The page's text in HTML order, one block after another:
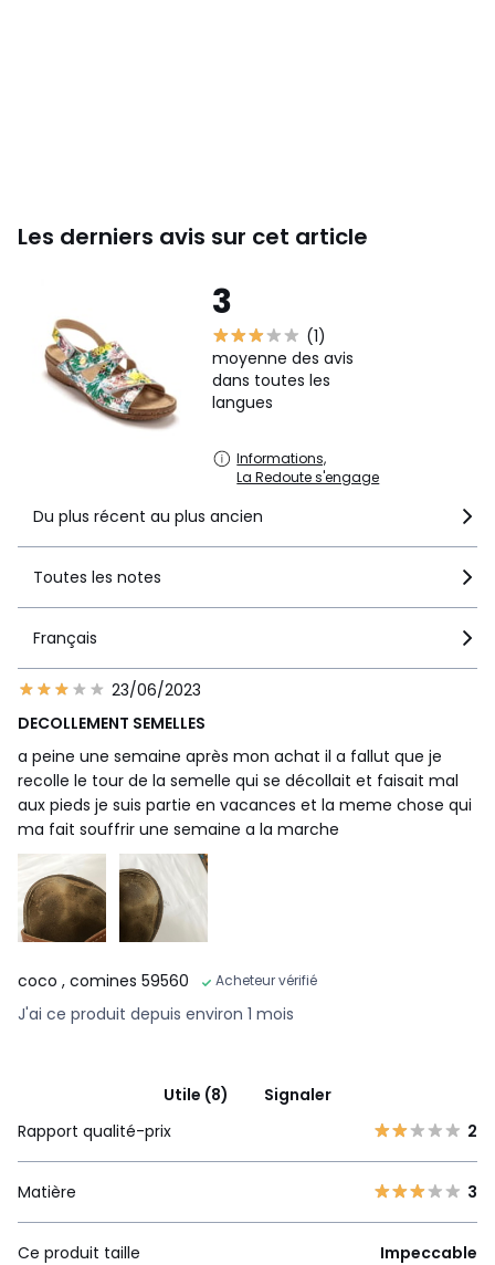
Les derniers avis sur cet article
3
(1)
moyenne des avis
dans toutes les
langues
Informations,
La Redoute s'engage
Du plus récent au plus ancien
Toutes les notes
Français
23/06/2023
DECOLLEMENT SEMELLES
a peine une semaine après mon achat il a fallut que je
recolle le tour de la semelle qui se décollait et faisait mal
aux pieds je suis partie en vacances et la meme chose qui
ma fait souffrir une semaine a la marche
coco , comines 59560 Acheteur vérifié
J'ai ce produit depuis environ 1 mois
Utile (8)
Signaler
Rapport qualité-prix
2
Matière 3
Ce produit taille Impeccable